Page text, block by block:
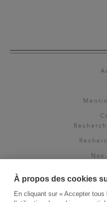
À propos des cookies
En cliquant sur « Accepter
Nos